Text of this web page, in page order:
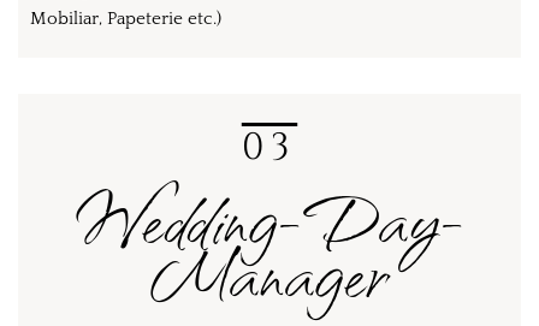
Mobiliar, Papeterie etc.)
03
Wedding-Day-
Manager